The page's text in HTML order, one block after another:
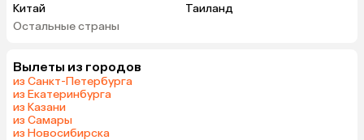
Китай
Таиланд
Вьетнам
Грузия
Индонезия
Армения
Шри-Ланка
Остальные страны
Вылеты из городов
из Санкт-Петербурга
из Екатеринбурга
из Казани
из Самары
из Новосибирска